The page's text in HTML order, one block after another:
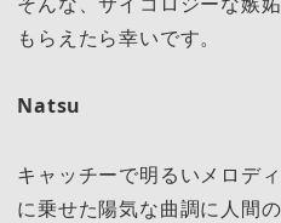
もらえたら幸いです。
Natsu
キャッチーで明るいメロデ
に乗せた陽気な曲調に人間